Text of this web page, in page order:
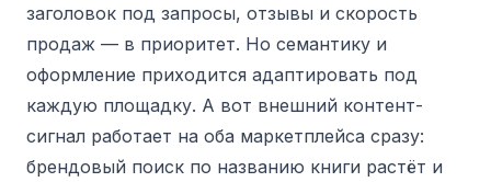
заголовок под запросы, отзывы и скорость
продаж — в приоритет. Но семантику и
оформление приходится адаптировать под
каждую площадку. А вот внешний контент-
сигнал работает на оба маркетплейса сразу:
брендовый поиск по названию книги растёт и